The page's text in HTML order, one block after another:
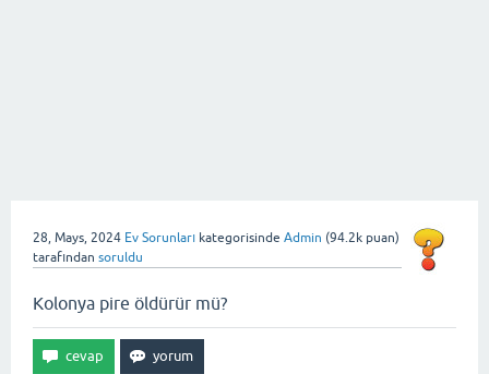
28, Mays, 2024 Ev Sorunları kategorisinde Admin (94.2k puan)
tarafından soruldu
Kolonya pire öldürür mü?